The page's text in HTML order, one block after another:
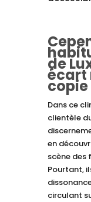
de
écart
Dans ce
clientèle
en
scène des
Pourtant,
circulant